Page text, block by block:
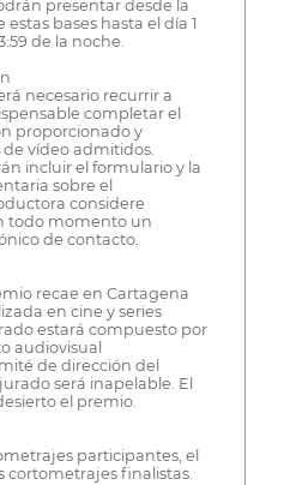
presentar desde la
bases hasta el día 1
de la noche.
necesario recurrir a
completar el
proporcionado y
vídeo admitidos.
incluir el formulario y la
sobre el
considere
todo momento un
de contacto.
recae en Cartagena
en cine y series
estará compuesto por
audiovisual
de dirección del
será inapelable. El
el premio.
participantes, el
cortometrajes finalistas.